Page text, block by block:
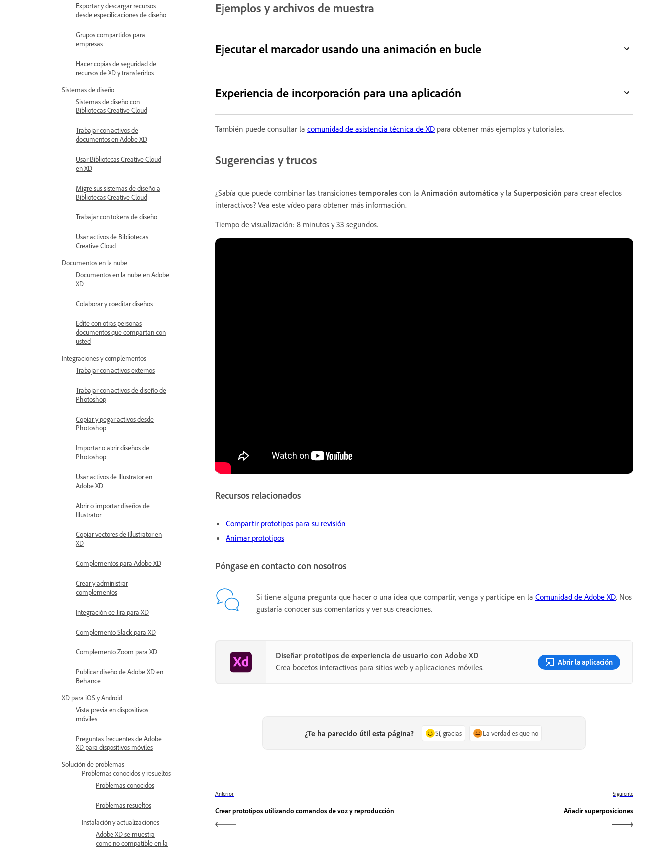
Exportar y descargar recursos
desde especificaciones de diseño
Grupos compartidos para
empresas
Hacer copias de seguridad de
recursos de XD y transferirlos
Sistemas de diseño
Sistemas de diseño con
Bibliotecas Creative Cloud
Trabajar con activos de
documentos en Adobe XD
Usar Bibliotecas Creative Cloud
en XD
Migre sus sistemas de diseño a
Bibliotecas Creative Cloud
Trabajar con tokens de diseño
Usar activos de Bibliotecas
Creative Cloud
Documentos en la nube
Documentos en la nube en Adobe
XD
Colaborar y coeditar diseños
Edite con otras personas
documentos que compartan con
usted
Integraciones y complementos
Trabajar con activos externos
Trabajar con activos de diseño de
Photoshop
Copiar y pegar activos desde
Photoshop
Importar o abrir diseños de
Photoshop
Usar activos de Illustrator en
Adobe XD
Abrir o importar diseños de
Illustrator
Copiar vectores de Illustrator en
XD
Complementos para Adobe XD
Crear y administrar
complementos
Integración de Jira para XD
Complemento Slack para XD
Complemento Zoom para XD
Publicar diseño de Adobe XD en
Behance
XD para iOS y Android
Vista previa en dispositivos
móviles
Preguntas frecuentes de Adobe
XD para dispositivos móviles
Solución de problemas
Problemas conocidos y resueltos
Problemas conocidos
Problemas resueltos
Instalación y actualizaciones
Adobe XD se muestra
como no compatible en la
Ejemplos y archivos de muestra
Ejecutar el marcador usando una animación en bucle
Experiencia de incorporación para una aplicación
También puede consultar la comunidad de asistencia técnica de XD para obtener más ejemplos y tutoriales.
Sugerencias y trucos
¿Sabía que puede combinar las transiciones temporales con la Animación automática y la Superposición para crear efectos
interactivos? Vea este vídeo para obtener más información.
Tiempo de visualización: 8 minutos y 33 segundos.
Recursos relacionados
Compartir prototipos para su revisión
Animar prototipos
Póngase en contacto con nosotros
Si tiene alguna pregunta que hacer o una idea que compartir, venga y participe en la Comunidad de Adobe XD. Nos
gustaría conocer sus comentarios y ver sus creaciones.
Diseñar prototipos de experiencia de usuario con Adobe XD
Crea bocetos interactivos para sitios web y aplicaciones móviles.
Abrir la aplicación
¿Te ha parecido útil esta página? Sí, gracias La verdad es que no
Anterior
Crear prototipos utilizando comandos de voz y reproducción
Siguiente
Añadir superposiciones